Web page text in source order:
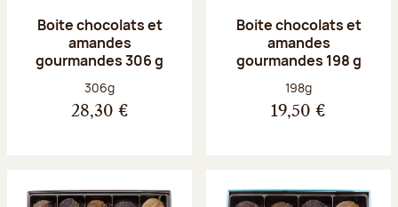
Boite chocolats et
amandes
gourmandes 306 g
Poids net :
306g
28,30 €
Boite chocolats et
amandes
gourmandes 198 g
Poids net :
198g
19,50 €